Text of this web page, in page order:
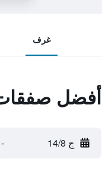
غرف
أفضل
ج 14/8 -